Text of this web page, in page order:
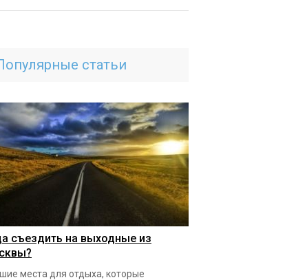
статьи
съездить на выходные из
места для отдыха, которые